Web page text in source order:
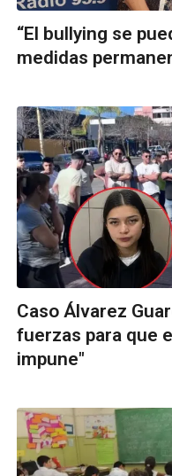
“El bullying se
medidas
Caso Álvarez
fuerzas para que
impune"